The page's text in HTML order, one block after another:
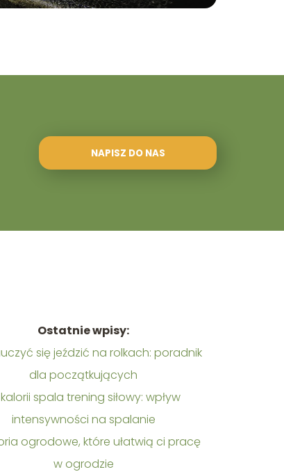
NAPISZ DO NAS
Ostatnie wpisy:
się jeździć na rolkach: poradnik
dla początkujących
spala trening siłowy: wpływ
intensywności na spalanie
ogrodowe, które ułatwią ci pracę
w ogrodzie